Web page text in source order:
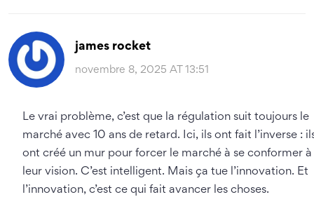
james rocket
novembre 8, 2025 AT 13:51
Le vrai problème, c’est que la régulation suit toujours le
marché avec 10 ans de retard. Ici, ils ont fait l’inverse :
ont créé un mur pour forcer le marché à se conformer à
leur vision. C’est intelligent. Mais ça tue l’innovation. Et
l’innovation, c’est ce qui fait avancer les choses.